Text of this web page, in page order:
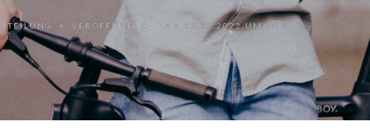
• VERÖFFENTLICHT AM 02.03.2022 UM 7:12